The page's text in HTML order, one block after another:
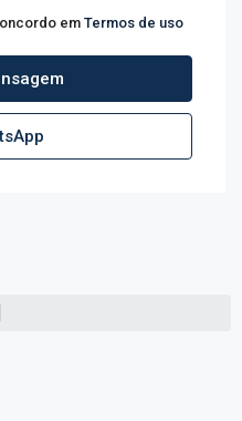
em Termos de uso